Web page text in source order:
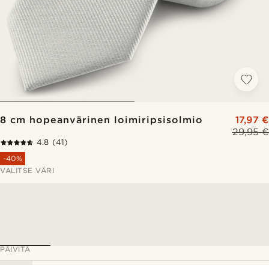
8 cm hopeanvärinen loimiripsisolmio
29,95 €
17,97 €
4.8 (41)
-40%
VALITSE VÄRI
PÄIVITÄ